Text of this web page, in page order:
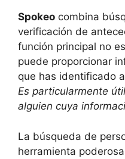
Spokeo combina
verificación de
función principal no
puede proporcionar
que has identificado
Es particularmente
alguien cuya
La búsqueda de
herramienta